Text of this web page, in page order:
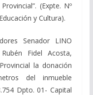
(Expte. Nº
y Cultura).
Senador LINO
Fidel Acosta,
la donación
del inmueble
Dpto. 01- Capital